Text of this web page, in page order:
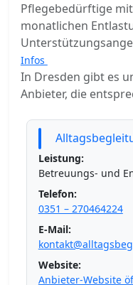
Pflegebedürftige
monatlichen
Infos
In Dresden gibt es
Anbieter, die
Leistung:
Betreuungs- und
Telefon:
0351 – 270464224
E-Mail:
Website:
Anbieter-Website